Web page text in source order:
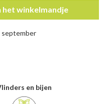
september
de gewenste
het winkelmandje
en bijen